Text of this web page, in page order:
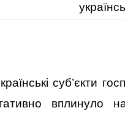
суб’єкти
вплинуло на